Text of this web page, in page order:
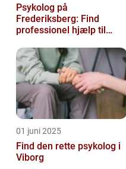
Psykolog på
Frederiksberg: Find
professionel hjælp til
01 juni 2025
Find den rette psykolog i
Viborg